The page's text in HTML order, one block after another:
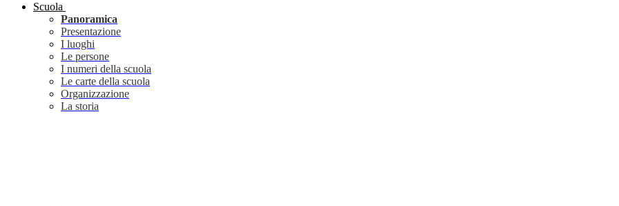
Scuola
Panoramica
Presentazione
I luoghi
Le persone
I numeri della scuola
Le carte della scuola
Organizzazione
La storia